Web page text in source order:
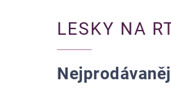
LESKY NA